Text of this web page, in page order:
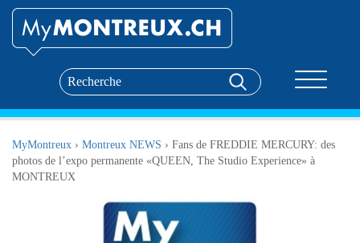
MyMontreux › Montreux NEWS › Fans de FREDDIE MERCURY: des
photos de l’expo permanente «QUEEN, The Studio Experience» à
MONTREUX